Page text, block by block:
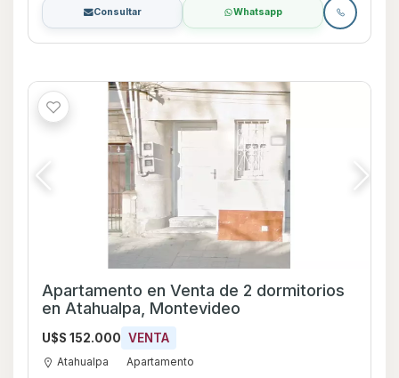
Consultar Whatsapp
Apartamento en Venta de 2 dormitorios
en Atahualpa, Montevideo
U$S 152.000 VENTA
Atahualpa Apartamento